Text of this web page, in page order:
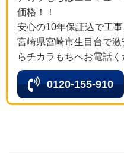
価格！！
安心の10年保証込で工
宮崎県宮崎市生目台で
らチカラもちへお電話く
0120-155-910